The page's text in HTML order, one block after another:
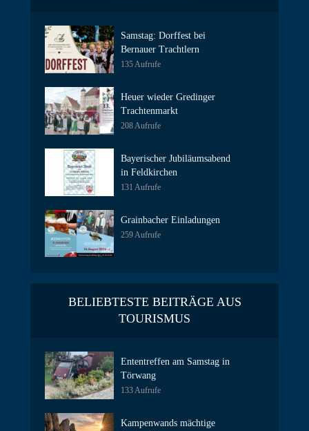
Samstag: Dorffest bei
Bernauer Trachtlern
135 Aufrufe
Heuer wieder Gredinger
Trachtenmarkt
208 Aufrufe
Bayerischer Jubiläumsabend
in Feldkirchen
131 Aufrufe
Grainbacher Einladungen
259 Aufrufe
BELIEBTESTE BEITRÄGE AUS
TOURISMUS
Ententreffen am Samstag in
Törwang
133 Aufrufe
Kampenwands mächtige